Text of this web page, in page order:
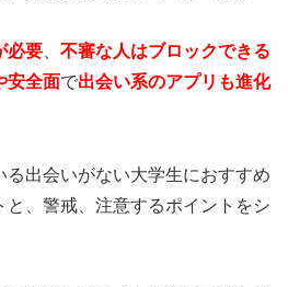
必要
不審な人はブロックできる
安全面で出会い系のアプリも進化
出会いがない大学生におすすめ
と、警戒、注意するポイントをシ